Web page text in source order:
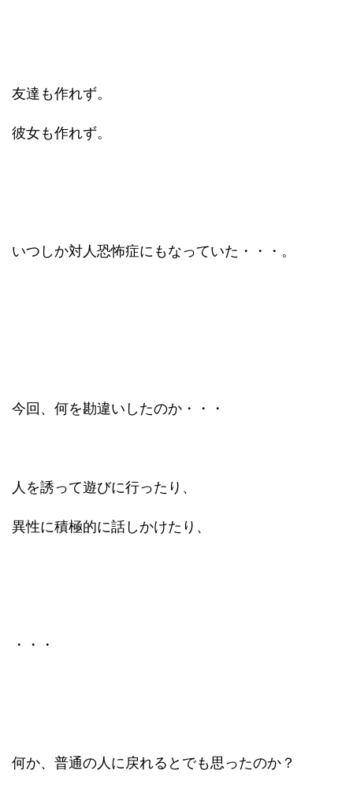
友達も作れず。
彼女も作れず。
いつしか対人恐怖症にもなっていた・・・。
今回、何を勘違いしたのか・・・
人を誘って遊びに行ったり、
異性に積極的に話しかけたり、
・・・
何か、普通の人に戻れるとでも思ったのか？